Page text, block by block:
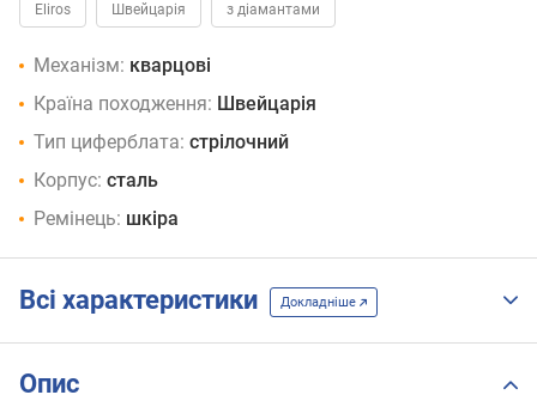
Eliros Швейцарія з діамантами
Механізм: кварцові
Країна походження: Швейцарія
Тип циферблата: стрілочний
Корпус: сталь
Ремінець: шкіра
Всі характеристики Докладніше
Опис